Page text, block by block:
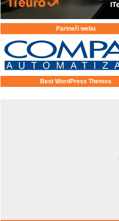
Partneři webu
Best WordPress Themes